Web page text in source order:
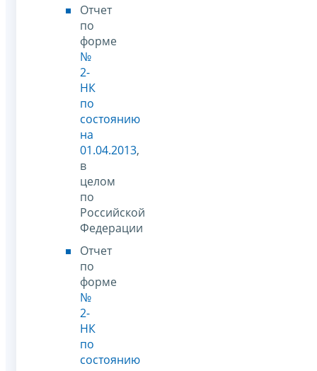
Отчет
по
форме
№
2-
НК
по
состоянию
на
01.04.2013,
в
целом
по
Российской
Федерации
Отчет
по
форме
№
2-
НК
по
состоянию